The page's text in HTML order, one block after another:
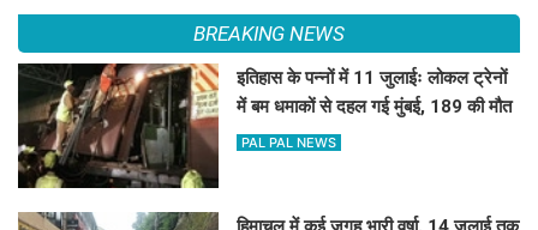
BREAKING NEWS
इतिहास के पन्नों में 11 जुलाईः लोकल ट्रेनों
में बम धमाकों से दहल गई मुंबई, 189 की मौत
PAL PAL NEWS